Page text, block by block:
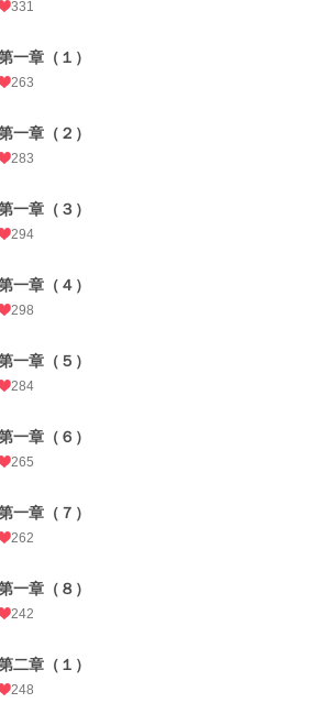
331
一章（１）
263
一章（２）
283
一章（３）
294
一章（４）
298
一章（５）
284
一章（６）
265
一章（７）
262
一章（８）
242
二章（１）
248